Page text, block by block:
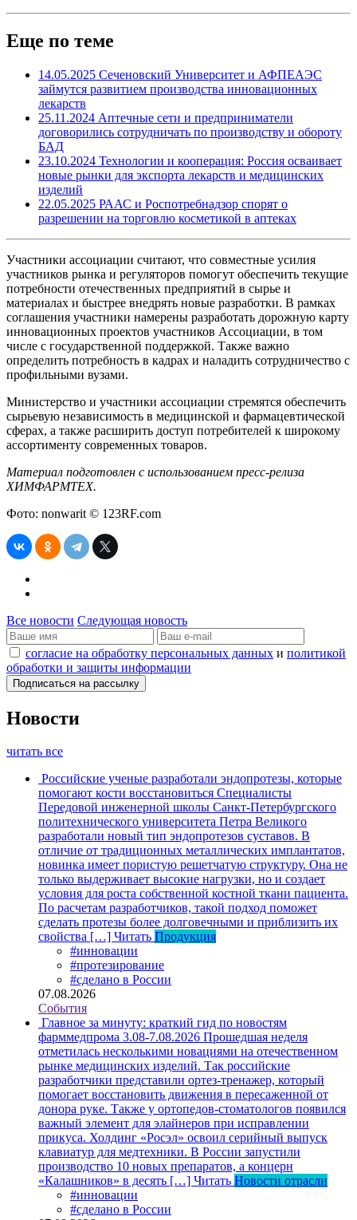
Еще по теме
14.05.2025 Сеченовский Университет и АФПЕАЭС
займутся развитием производства инновационных
лекарств
25.11.2024 Аптечные сети и предприниматели
договорились сотрудничать по производству и обороту
БАД
23.10.2024 Технологии и кооперация: Россия осваивает
новые рынки для экспорта лекарств и медицинских
изделий
22.05.2025 РААС и Роспотребнадзор спорят о
разрешении на торговлю косметикой в аптеках
Участники ассоциации считают, что совместные усилия
участников рынка и регуляторов помогут обеспечить текущие
потребности отечественных предприятий в сырье и
материалах и быстрее внедрять новые разработки. В рамках
соглашения участники намерены разработать дорожную карту
инновационных проектов участников Ассоциации, в том
числе с государственной поддержкой. Также важно
определить потребность в кадрах и наладить сотрудничество с
профильными вузами.
Министерство и участники ассоциации стремятся обеспечить
сырьевую независимость в медицинской и фармацевтической
сферах, а также расширить доступ потребителей к широкому
ассортименту современных товаров.
Материал подготовлен с использованием пресс-релиза
ХИМФАРМТЕХ.
Фото: nonwarit © 123RF.com
Все новости Следующая новость
согласие на обработку персональных данных и политикой
обработки и защиты информации
Новости
читать все
Российские ученые разработали эндопротезы, которые
помогают кости восстановиться Специалисты
Передовой инженерной школы Санкт-Петербургского
политехнического университета Петра Великого
разработали новый тип эндопротезов суставов. В
отличие от традиционных металлических имплантатов,
новинка имеет пористую решетчатую структуру. Она не
только выдерживает высокие нагрузки, но и создает
условия для роста собственной костной ткани пациента.
По расчетам разработчиков, такой подход поможет
сделать протезы более долговечными и приблизить их
свойства […] Читать Продукция
#инновации
#протезирование
#сделано в России
07.08.2026
События
Главное за минуту: краткий гид по новостям
фарммедпрома 3.08-7.08.2026 Прошедшая неделя
отметилась несколькими новациями на отечественном
рынке медицинских изделий. Так российские
разработчики представили ортез-тренажер, который
помогает восстановить движения в пересаженной от
донора руке. Также у ортопедов-стоматологов появился
важный элемент для элайнеров при исправлении
прикуса. Холдинг «Росэл» освоил серийный выпуск
клавиатур для медтехники. В России запустили
производство 10 новых препаратов, а концерн
«Калашников» в десять […] Читать Новости отрасли
#инновации
#сделано в России